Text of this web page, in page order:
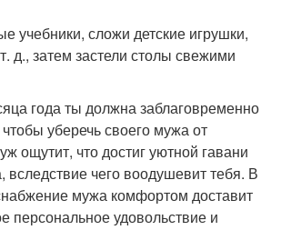
учебники, сложи детские игрушки,
д., затем застели столы свежими
года ты должна заблаговременно
уберечь своего мужа от
ощутит, что достиг уютной гавани
вследствие чего воодушевит тебя. В
мужа комфортом доставит
персональное удовольствие и